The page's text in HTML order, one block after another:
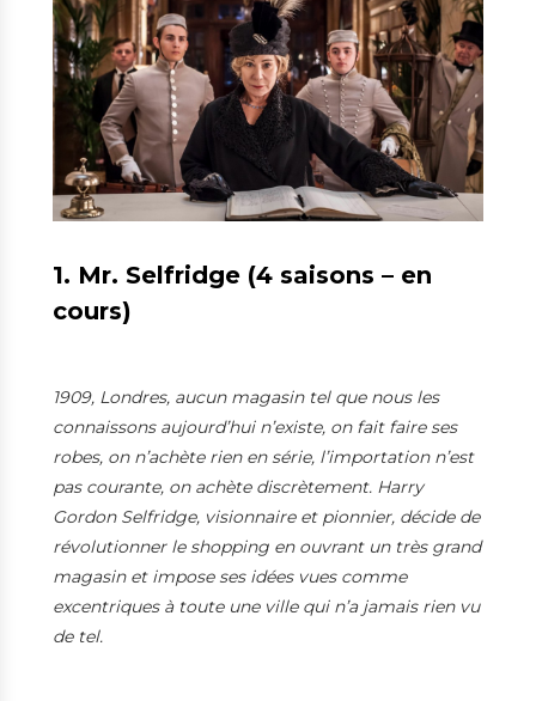
1. Mr. Selfridge (4 saisons – en
cours)
1909, Londres, aucun magasin tel que nous les
connaissons aujourd’hui n’existe, on fait faire ses
robes, on n’achète rien en série, l’importation n’est
pas courante, on achète discrètement. Harry
Gordon Selfridge, visionnaire et pionnier, décide de
révolutionner le shopping en ouvrant un très grand
magasin et impose ses idées vues comme
excentriques à toute une ville qui n’a jamais rien vu
de tel.